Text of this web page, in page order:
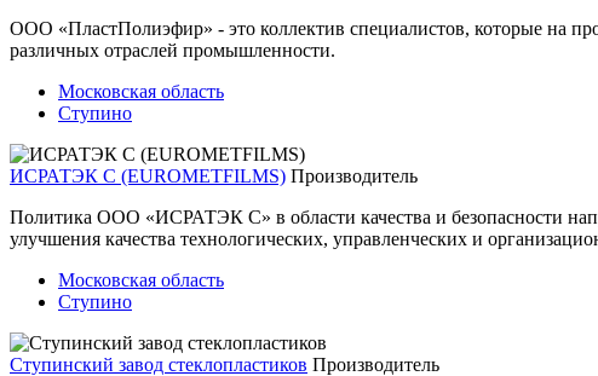
ООО «ПластПолиэфир» - это коллектив специалистов, которые на
различных отраслей промышленности.
Московская область
Ступино
ИСРАТЭК С (EUROMETFILMS) Производитель
Политика ООО «ИСРАТЭК С» в области качества и безопасности
улучшения качества технологических, управленческих и
Московская область
Ступино
Ступинский завод стеклопластиков Производитель